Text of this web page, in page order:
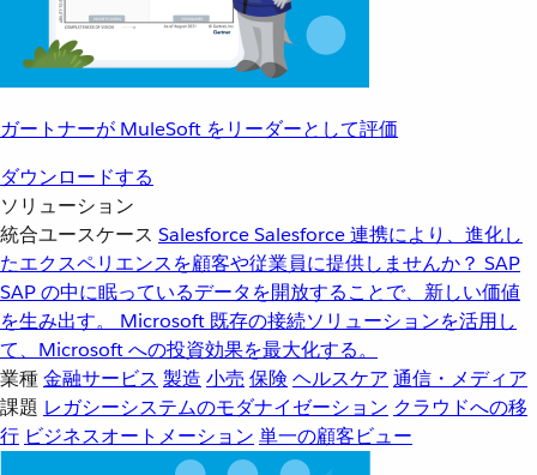
ガートナーが MuleSoft をリーダーとして評価
ダウンロードする
ソリューション
統合ユースケース SalesforceSalesforce 連携により、進化し
たエクスペリエンスを顧客や従業員に提供しませんか？ SAP
SAP の中に眠っているデータを開放することで、新しい価値
を生み出す。
Microsoft 既存の接続ソリューションを活用し
て、Microsoft への投資効果を最大化する。
業種金融サービス 製造 小売 保険 ヘルスケア 通信・メディア
課題 レガシーシステムのモダナイゼーション クラウドへの移
行 ビジネスオートメーション 単一の顧客ビュー